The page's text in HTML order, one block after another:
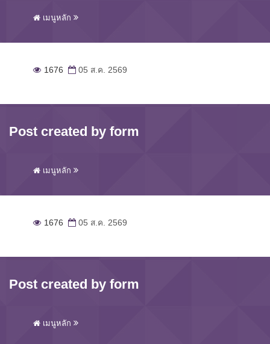
เมนูหลัก
1676 05 ส.ค. 2569
Post created by form
เมนูหลัก
1676 05 ส.ค. 2569
Post created by form
เมนูหลัก